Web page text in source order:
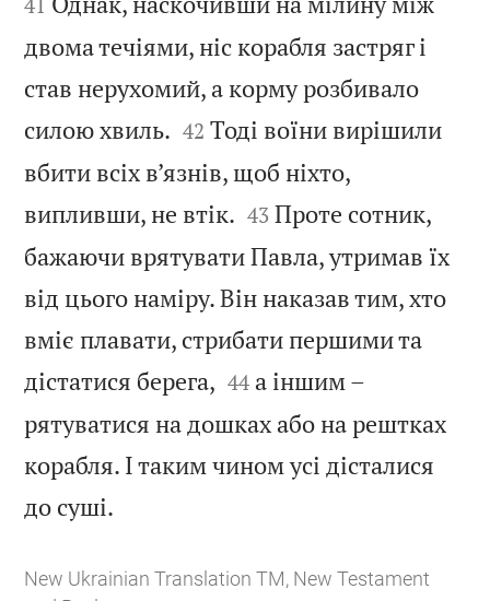
двома течіями, ніс корабля застряг і
став нерухомий, а корму розбивало
силою хвиль. 

42 Тоді воїни вирішили
вбити всіх в’язнів, щоб ніхто,
випливши, не втік. 

43 Проте сотник,
бажаючи врятувати Павла, утримав їх
від цього наміру. Він наказав тим, хто
вміє плавати, стрибати першими та
дістатися берега, 

44 а іншим –
рятуватися на дошках або на рештках
корабля. І таким чином усі дісталися
до суші.
New Ukrainian Translation TM, New Testament